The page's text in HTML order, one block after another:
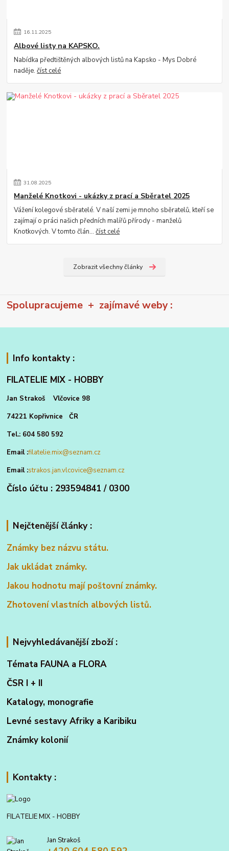
16.11.2025
Albové listy na KAPSKO.
Nabídka předtištěných albových listů na Kapsko - Mys Dobré
naděje.číst celé
31.08.2025
Manželé Knotkovi - ukázky z prací a Sběratel 2025
Vážení kolegové sběratelé. V naší zemi je mnoho sběratelů, kteří se
zajímají o práci našich předních malířů přírody - manželů
Knotkových. V tomto člán...číst celé
Zobrazit všechny články
Spolupracujeme + zajímavé weby :
Info kontakty :
FILATELIE MIX - HOBBY
Jan Strakoš Vlčovice 98
74221 Kopřivnice ČR
Tel.: 604 580 592
Email :filatelie.mix@seznam.cz
Email :strakos.jan.vlcovice@seznam.cz
Číslo účtu : 293594841 / 0300
Nejčtenější články :
Známky bez názvu státu.
Jak ukládat známky.
Jakou hodnotu mají poštovní známky.
Zhotovení vlastních albových listů.
Nejvyhledávanější zboží :
Témata FAUNA a FLORA
ČSR I + II
Katalogy, monografie
Levné sestavy Afriky a Karibiku
Známky kolonií
Kontakty :
FILATELIE MIX - HOBBY
Jan Strakoš